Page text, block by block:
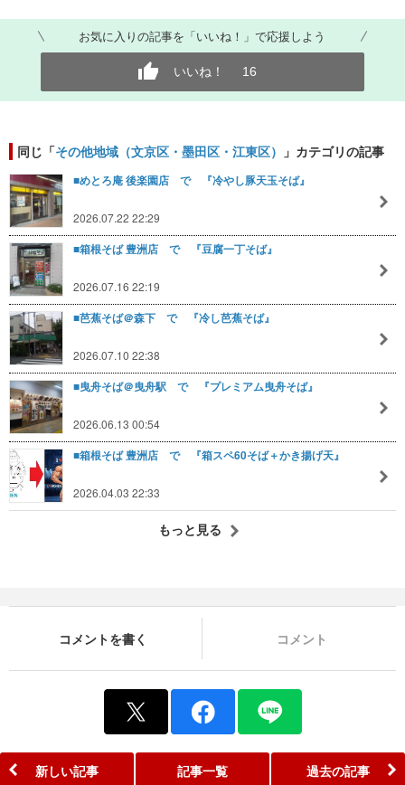
お気に入りの記事を「いいね！」で応援しよう
いいね！ 16
同じ「その他地域（文京区・墨田区・江東区） 」カテゴリの記事
■めとろ庵 後楽園店 で 『冷やし豚天玉そば』
2026.07.22 22:29
■箱根そば 豊洲店 で 『豆腐一丁そば』
2026.07.16 22:19
■芭蕉そば＠森下 で 『冷し芭蕉そば』
2026.07.10 22:38
■曳舟そば＠曳舟駅 で 『プレミアム曳舟そば』
2026.06.13 00:54
■箱根そば 豊洲店 で 『箱スペ60そば＋かき揚げ天』
2026.04.03 22:33
もっと見る
コメントを書く コメント
新しい記事 記事一覧 過去の記事